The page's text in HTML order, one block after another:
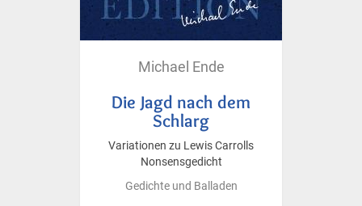
Michael Ende
Die Jagd nach dem
Schlarg
Variationen zu Lewis Carrolls
Nonsensgedicht
Gedichte und Balladen